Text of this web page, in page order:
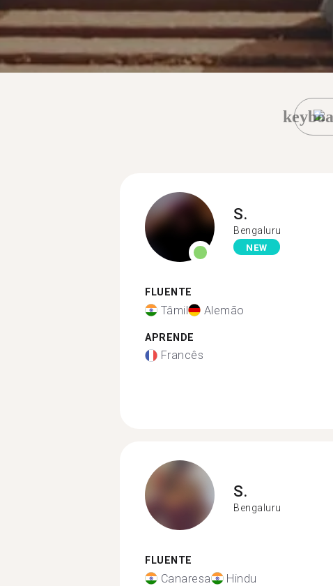
S.
Bengaluru
NEW
FLUENTE
Tâmil Alemão
APRENDE
Francês
S.
Bengaluru
FLUENTE
Canaresa Hindu